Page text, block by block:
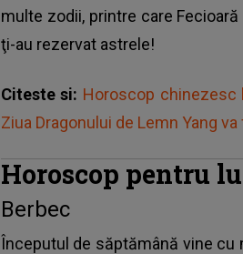
multe zodii, printre care
ţi-au rezervat astrele!
Citeste si: Horoscop chinezesc
Ziua Dragonului de Lemn Yang
Horoscop pentru
Berbec
Începutul de săptămână vine cu